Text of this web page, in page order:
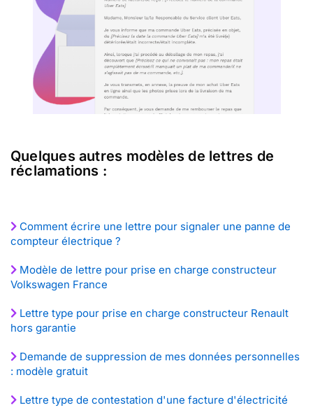
Quelques autres modèles de lettres de
réclamations :
Comment écrire une lettre pour signaler une panne de
compteur électrique ?
Modèle de lettre pour prise en charge constructeur
Volkswagen France
Lettre type pour prise en charge constructeur Renault
hors garantie
Demande de suppression de mes données personnelles
: modèle gratuit
Lettre type de contestation d'une facture d'électricité